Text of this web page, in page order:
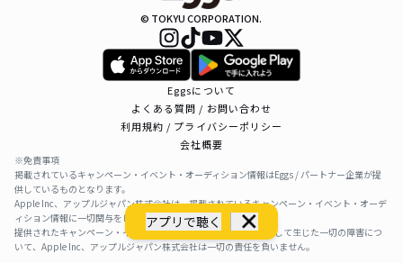
アプリで聴く
© TOKYU CORPORATION.
Eggsについて
よくある質問 / お問い合わせ
利用規約 / プライバシーポリシー
会社概要
※免責事項
掲載されているキャンペーン・イベント・オーディション情報はEggs / パートナー企業が提
供しているものとなります。
Apple Inc、アップルジャパン株式会社は、掲載されているキャンペーン・イベント・オーデ
ィション情報に一切関与をしておりません。
提供されたキャンペーン・イベント・オーディション情報を利用して生じた一切の障害につ
いて、Apple Inc、アップルジャパン株式会社は一切の責任を負いません。